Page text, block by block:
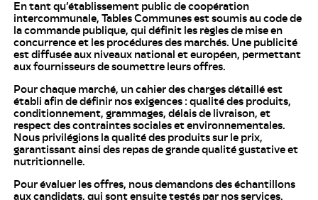
En tant qu’établissement public de coopération
intercommunale, Tables Communes est soumis au code de
la commande publique, qui définit les règles de mise en
concurrence et les procédures des marchés. Une publicité
est diffusée aux niveaux national et européen, permettant
aux fournisseurs de soumettre leurs offres.
Pour chaque marché, un cahier des charges détaillé est
établi afin de définir nos exigences : qualité des produits,
conditionnement, grammages, délais de livraison, et
respect des contraintes sociales et environnementales.
Nous privilégions la qualité des produits sur le prix,
garantissant ainsi des repas de grande qualité gustative et
nutritionnelle.
Pour évaluer les offres, nous demandons des échantillons
aux candidats, qui sont ensuite testés par nos services.